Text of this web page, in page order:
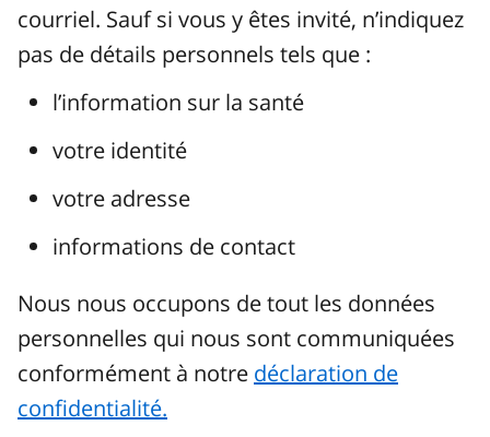
courriel. Sauf si vous y êtes invité, n’indiquez
pas de détails personnels tels que :
l’information sur la santé
votre identité
votre adresse
informations de contact
Nous nous occupons de tout les données
personnelles qui nous sont communiquées
conformément à notre déclaration de
confidentialité.